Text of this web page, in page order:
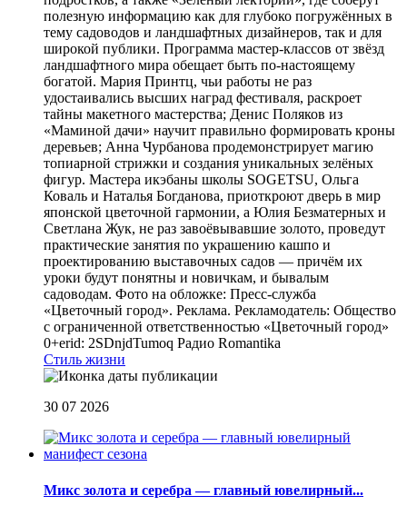
полезную информацию как для глубоко погружённых в
тему садоводов и ландшафтных дизайнеров, так и для
широкой публики. Программа мастер-классов от звёзд
ландшафтного мира обещает быть по-настоящему
богатой. Мария Принтц, чьи работы не раз
удостаивались высших наград фестиваля, раскроет
тайны макетного мастерства; Денис Поляков из
«Маминой дачи» научит правильно формировать кроны
деревьев; Анна Чурбанова продемонстрирует магию
топиарной стрижки и создания уникальных зелёных
фигур. Мастера икэбаны школы SOGETSU, Ольга
Коваль и Наталья Богданова, приоткроют дверь в мир
японской цветочной гармонии, а Юлия Безматерных и
Светлана Жук, не раз завоёвывавшие золото, проведут
практические занятия по украшению кашпо и
проектированию выставочных садов — причём их
уроки будут понятны и новичкам, и бывалым
садоводам. Фото на обложке: Пресс-служба
«Цветочный город». Реклама. Рекламодатель: Общество
с ограниченной ответственностью «Цветочный город»
0+erid: 2SDnjdTumoq Радио Romantika
Стиль жизни
30 07 2026
Микс золота и серебра — главный ювелирный...